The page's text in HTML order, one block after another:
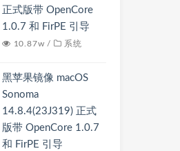
正式版带 OpenCore
1.0.7 和 FirPE 引导
10.87w / 系统
黑苹果镜像 macOS
Sonoma
14.8.4(23J319) 正式
版带 OpenCore 1.0.7
和 FirPE 引导